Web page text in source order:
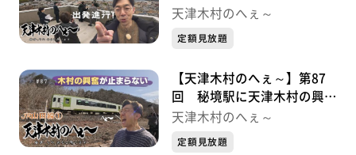
が解明！ ＪＲ山田線シリー
天津木村のへぇ～
定額見放題
【天津木村のへぇ～】第87
回 秘境駅に天津木村の興奮
が止まらない ＪＲ山田線シ
天津木村のへぇ～
定額見放題